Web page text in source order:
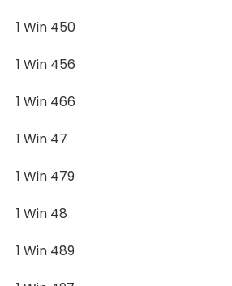
1 Win 450
1 Win 456
1 Win 466
1 Win 47
1 Win 479
1 Win 48
1 Win 489